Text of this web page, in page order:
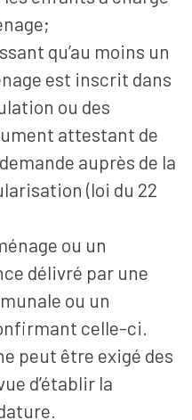
qu’au moins un
est inscrit dans
ou des
attestant de
auprès de la
(loi du 22
ou un
délivré par une
ou un
celle-ci.
peut être exigé des
d’établir la